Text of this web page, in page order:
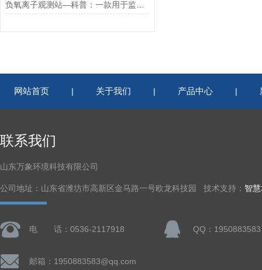
网站首页 | 关于我们 | 产品中心 |
联系我们
山东万象环境科技有限公司
公司地址：山东省潍坊市高新区金马路一号欧龙科技园 技术支持： 智
电 话：0536-2117918 QQ：1950883583
邮箱：1950883583@qq.com